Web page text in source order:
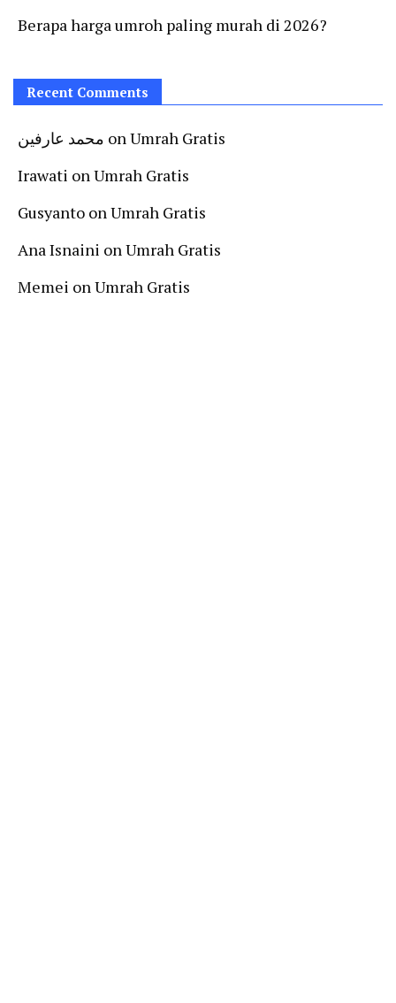
Berapa harga umroh paling murah di 2026?
Recent Comments
محمد عارفين onUmrah Gratis
Irawati onUmrah Gratis
Gusyanto onUmrah Gratis
Ana Isnaini onUmrah Gratis
Memei onUmrah Gratis